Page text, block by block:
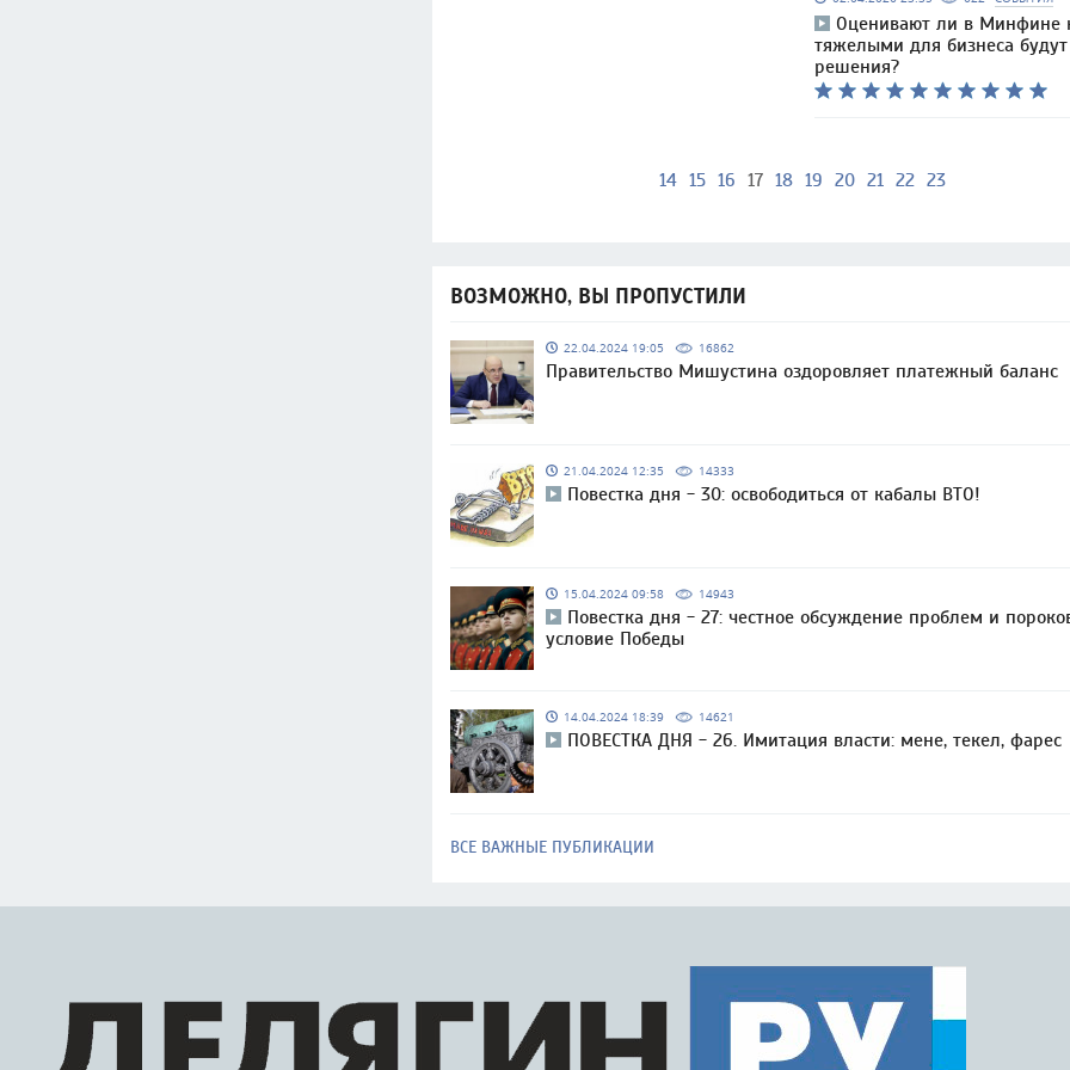
Оценивают ли в Минфине
тяжелыми для бизнеса
решения?
14 15 16 17 18 19 20 21 22 23
ВОЗМОЖНО, ВЫ ПРОПУСТИЛИ
22.04.2024 19:05 16862
Правительство Мишустина оздоровляет платежный баланс
21.04.2024 12:35 14333
Повестка дня - 30: освободиться от кабалы ВТО!
15.04.2024 09:58 14943
Повестка дня - 27: честное обсуждение проблем и
условие Победы
14.04.2024 18:39 14621
ПОВЕСТКА ДНЯ - 26. Имитация власти: мене, текел, фарес
ВСЕ ВАЖНЫЕ ПУБЛИКАЦИИ